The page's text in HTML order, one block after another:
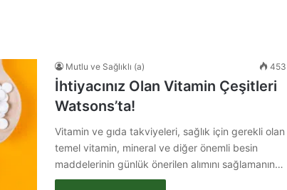
Mutlu ve Sağlıklı (a) 453
İhtiyacınız Olan Vitamin Çeşitleri
Watsons’ta!
Vitamin ve gıda takviyeleri, sağlık için gerekli olan
temel vitamin, mineral ve diğer önemli besin
maddelerinin günlük önerilen alımını sağlamanın…